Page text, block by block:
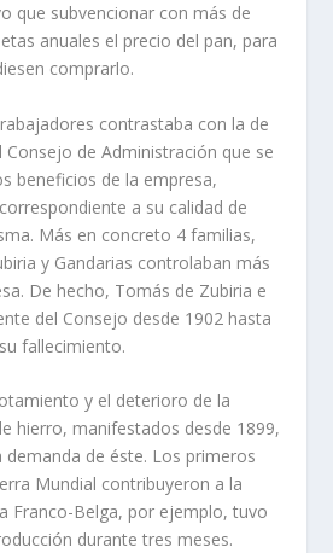
que subvencionar con más de
anuales el precio del pan, para
comprarlo.
contrastaba con la de
de Administración que se
beneficios de la empresa,
a su calidad de
Más en concreto 4 familias,
y Gandarias controlaban más
De hecho, Tomás de Zubiria e
del Consejo desde 1902 hasta
falleci­miento.
y el deterioro de la
hie­rro, manifestados desde 1899,
demanda de éste. Los pri­meros
Mundial contribuyeron a la
Franco-Belga, por ejemplo, tuvo
durante tres meses.